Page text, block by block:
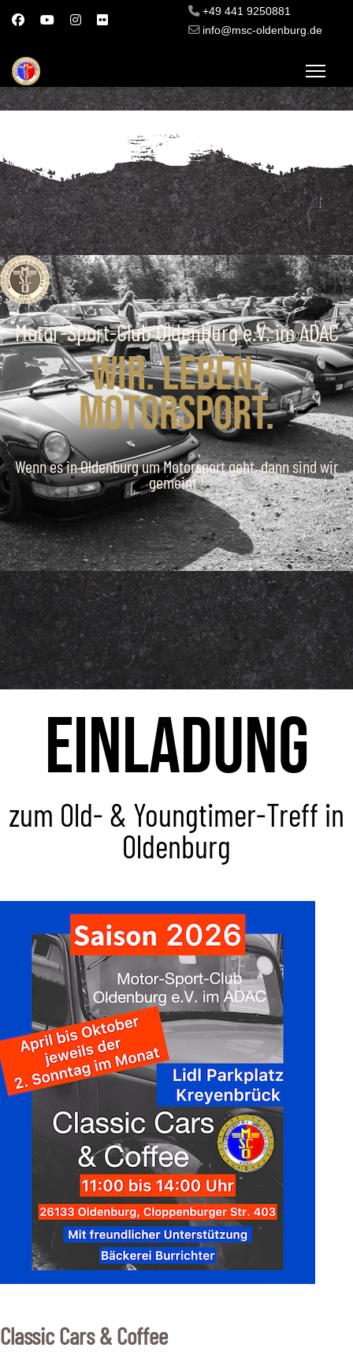
+49 441 9250881
info@msc-oldenburg.de
Motor-Sport-Club Oldenburg e.V. im ADAC
Wir. Leben.
Motorsport.
Wenn es in Oldenburg um Motorsport geht, dann sind wir
gemeint !
Einladung
zum Old- & Youngtimer-Treff in
Oldenburg
Classic Cars & Coffee